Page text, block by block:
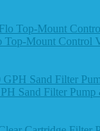
Top-Mount Control
Sand Filter Pump